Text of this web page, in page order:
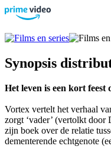
Synopsis
Het leven is een kort feest
Vortex vertelt het verhaal
zorgt ‘vader’ (vertolkt
zijn boek over de relatie
dementerende echtgenote